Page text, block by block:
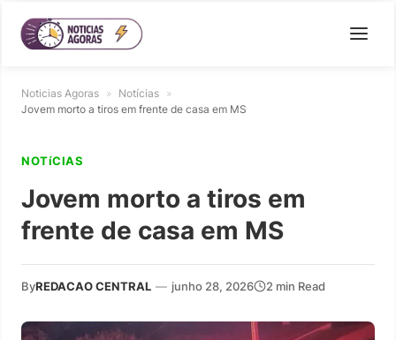
Noticias Agoras » Notícias »
Jovem morto a tiros em frente de casa em MS
NOTíCIAS
Jovem morto a tiros em
frente de casa em MS
ByREDACAO CENTRAL — junho 28, 2026 2 min Read